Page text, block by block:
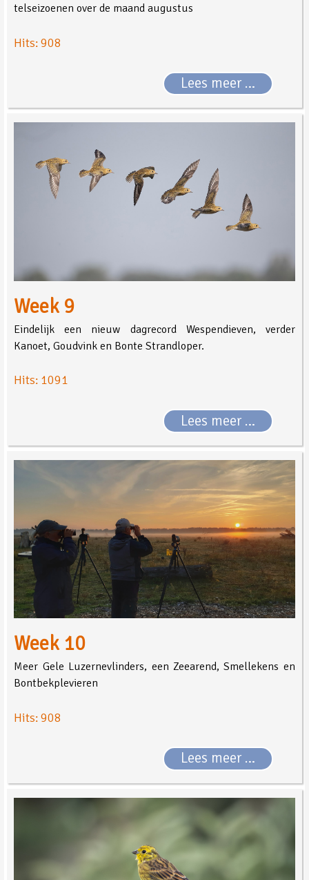
telseizoenen over de maand augustus
Hits: 908
Lees meer …
Week 9
Eindelijk een nieuw dagrecord Wespendieven, verder
Kanoet, Goudvink en Bonte Strandloper.
Hits: 1091
Lees meer …
Week 10
Meer Gele Luzernevlinders, een Zeearend, Smellekens en
Bontbekplevieren
Hits: 908
Lees meer …